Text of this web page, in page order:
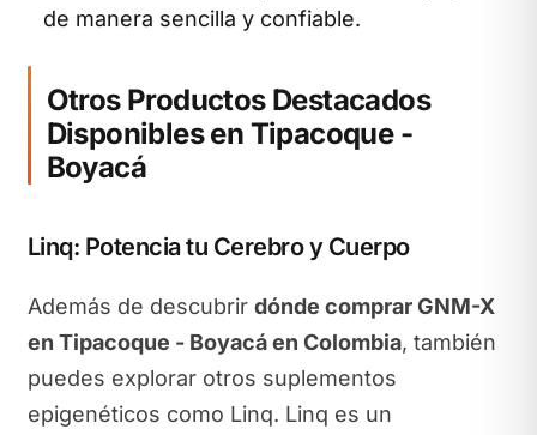
de manera sencilla y confiable.
Otros Productos Destacados
Disponibles en Tipacoque -
Boyacá
Linq: Potencia tu Cerebro y Cuerpo
Además de descubrir dónde comprar GNM-X
en Tipacoque - Boyacá en Colombia, también
puedes explorar otros suplementos
epigenéticos como Linq. Linq es un